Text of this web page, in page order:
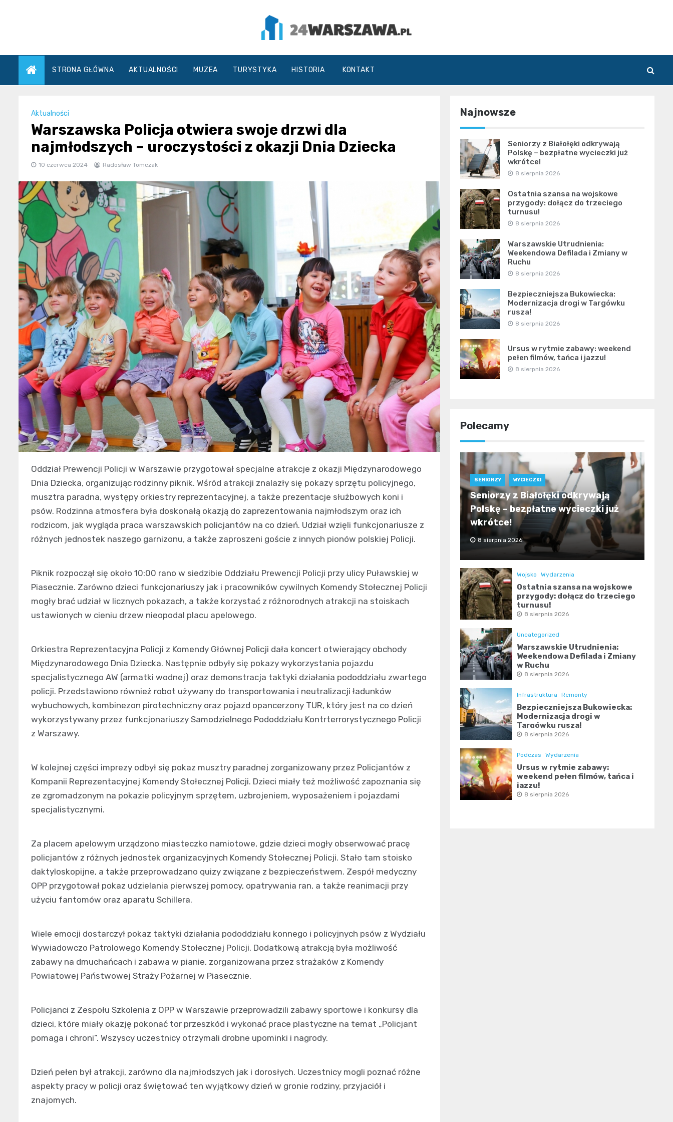
24Warszawa.pl
STRONA GŁÓWNA AKTUALNOŚCI MUZEA TURYSTYKA HISTORIA KONTAKT
Aktualności
Warszawska Policja otwiera swoje drzwi dla
najmłodszych – uroczystości z okazji Dnia Dziecka
10 czerwca 2024 Radosław Tomczak
Oddział Prewencji Policji w Warszawie przygotował specjalne atrakcje z okazji Międzynarodowego
Dnia Dziecka, organizując rodzinny piknik. Wśród atrakcji znalazły się pokazy sprzętu policyjnego,
musztra paradna, występy orkiestry reprezentacyjnej, a także prezentacje służbowych koni i
psów. Rodzinna atmosfera była doskonałą okazją do zaprezentowania najmłodszym oraz ich
rodzicom, jak wygląda praca warszawskich policjantów na co dzień. Udział wzięli funkcjonariusze z
różnych jednostek naszego garnizonu, a także zaproszeni goście z innych pionów polskiej Policji.
Piknik rozpoczął się około 10:00 rano w siedzibie Oddziału Prewencji Policji przy ulicy Puławskiej w
Piasecznie. Zarówno dzieci funkcjonariuszy jak i pracowników cywilnych Komendy Stołecznej Policji
mogły brać udział w licznych pokazach, a także korzystać z różnorodnych atrakcji na stoiskach
ustawionych w cieniu drzew nieopodal placu apelowego.
Orkiestra Reprezentacyjna Policji z Komendy Głównej Policji dała koncert otwierający obchody
Międzynarodowego Dnia Dziecka. Następnie odbyły się pokazy wykorzystania pojazdu
specjalistycznego AW (armatki wodnej) oraz demonstracja taktyki działania pododdziału zwartego
policji. Przedstawiono również robot używany do transportowania i neutralizacji ładunków
wybuchowych, kombinezon pirotechniczny oraz pojazd opancerzony TUR, który jest na co dzień
wykorzystywany przez funkcjonariuszy Samodzielnego Pododdziału Kontrterrorystycznego Policji
z Warszawy.
W kolejnej części imprezy odbył się pokaz musztry paradnej zorganizowany przez Policjantów z
Kompanii Reprezentacyjnej Komendy Stołecznej Policji. Dzieci miały też możliwość zapoznania się
ze zgromadzonym na pokazie policyjnym sprzętem, uzbrojeniem, wyposażeniem i pojazdami
specjalistycznymi.
Za placem apelowym urządzono miasteczko namiotowe, gdzie dzieci mogły obserwować pracę
policjantów z różnych jednostek organizacyjnych Komendy Stołecznej Policji. Stało tam stoisko
daktyloskopijne, a także przeprowadzano quizy związane z bezpieczeństwem. Zespół medyczny
OPP przygotował pokaz udzielania pierwszej pomocy, opatrywania ran, a także reanimacji przy
użyciu fantomów oraz aparatu Schillera.
Wiele emocji dostarczył pokaz taktyki działania pododdziału konnego i policyjnych psów z Wydziału
Wywiadowczo Patrolowego Komendy Stołecznej Policji. Dodatkową atrakcją była możliwość
zabawy na dmuchańcach i zabawa w pianie, zorganizowana przez strażaków z Komendy
Powiatowej Państwowej Straży Pożarnej w Piasecznie.
Policjanci z Zespołu Szkolenia z OPP w Warszawie przeprowadzili zabawy sportowe i konkursy dla
dzieci, które miały okazję pokonać tor przeszkód i wykonać prace plastyczne na temat „Policjant
pomaga i chroni”. Wszyscy uczestnicy otrzymali drobne upominki i nagrody.
Dzień pełen był atrakcji, zarówno dla najmłodszych jak i dorosłych. Uczestnicy mogli poznać różne
aspekty pracy w policji oraz świętować ten wyjątkowy dzień w gronie rodziny, przyjaciół i
znajomych.
Najnowsze
Seniorzy z Białołęki odkrywają
Polskę – bezpłatne wycieczki już
wkrótce!
8 sierpnia 2026
Ostatnia szansa na wojskowe
przygody: dołącz do trzeciego
turnusu!
8 sierpnia 2026
Warszawskie Utrudnienia:
Weekendowa Defilada i Zmiany w
Ruchu
8 sierpnia 2026
Bezpieczniejsza Bukowiecka:
Modernizacja drogi w Targówku
rusza!
8 sierpnia 2026
Ursus w rytmie zabawy: weekend
pełen filmów, tańca i jazzu!
8 sierpnia 2026
Polecamy
SENIORZY WYCIECZKI
Seniorzy z Białołęki odkrywają
Polskę – bezpłatne wycieczki już
wkrótce!
8 sierpnia 2026
Wojsko Wydarzenia
Ostatnia szansa na wojskowe
przygody: dołącz do trzeciego
turnusu!
8 sierpnia 2026
Uncategorized
Warszawskie Utrudnienia:
Weekendowa Defilada i Zmiany
w Ruchu
8 sierpnia 2026
Infrastruktura Remonty
Bezpieczniejsza Bukowiecka:
Modernizacja drogi w
Targówku rusza!
8 sierpnia 2026
Podczas Wydarzenia
Ursus w rytmie zabawy:
weekend pełen filmów, tańca i
jazzu!
8 sierpnia 2026